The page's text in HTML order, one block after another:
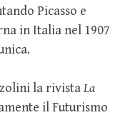
Picasso e
in Italia nel 1907
la rivistaLa
il Futurismo